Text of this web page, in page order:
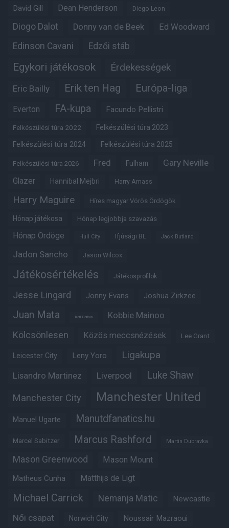
David Gill Dean Henderson Diego Leon
Diogo Dalot Donny van de Beek Ed Woodward
Edinson Cavani Edzői stáb
Egykori játékosok Érdekességek
Eric Bailly Erik ten Hag Európa-liga
Everton FA-kupa Facundo Pellistri
Felkészülési túra 2022 Felkészülési túra 2023
Felkészülési túra 2024 Felkészülési túra 2025
Felkészülési túra 2026 Fred Fulham Gary Neville
Glazer Hannibal Mejbri Harry Amass
Harry Maguire Híres magyar Vörös Ördögök
Hónap játékosa Hónap legjobbja szavazás
Hónap Ördöge Hull City Ifjúsági BL Jack Butland
Jadon Sancho Jason Wilcox
Játékosértékelés Játékosprofilok
Jesse Lingard Jonny Evans Joshua Zirkzee
Juan Mata Karl Darlow Kobbie Mainoo
Kölcsönlesen Közös meccsnézések Lee Grant
Leicester City Leny Yoro Ligakupa
Lisandro Martinez Liverpool Luke Shaw
Manchester City Manchester United
Manuel Ugarte Manutdfanatics.hu
Marcel Sabitzer Marcus Rashford Martin Dubravka
Mason Greenwood Mason Mount
Matheus Cunha Matthijs de Ligt
Michael Carrick Nemanja Matic Newcastle
Női csapat Norwich City Noussair Mazraoui